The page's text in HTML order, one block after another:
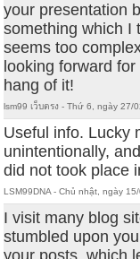
your presentation
something which I
seems too
looking forward
hang of it!
lsm99 เว็บตรง - Thứ 6, ngày 27/
Useful info. Lucky
unintentionally,
did not took place
LSM99DNA - Chủ nhật, ngày
I visit many blog
stumbled upon
your posts, which